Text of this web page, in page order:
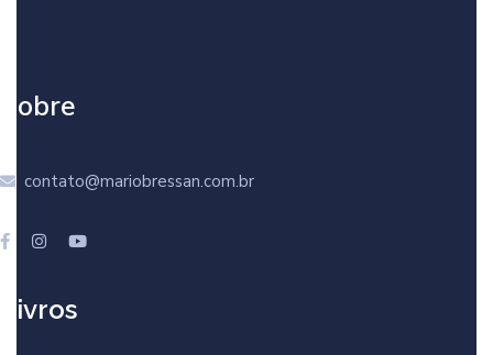
Sobre
contato@mariobressan.com.br
Livros